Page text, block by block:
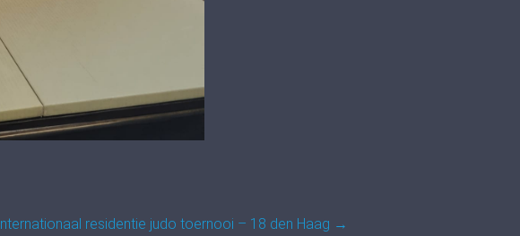
Internationaal residentie judo toernooi – 18 den Haag →